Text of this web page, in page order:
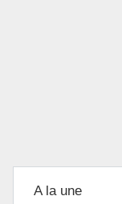
A la une